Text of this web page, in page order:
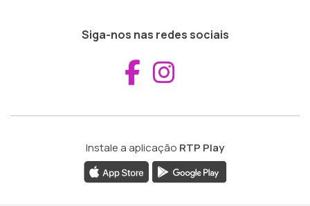
Siga-nos nas redes sociais
Aceder ao
Instale a aplicação RTP Play